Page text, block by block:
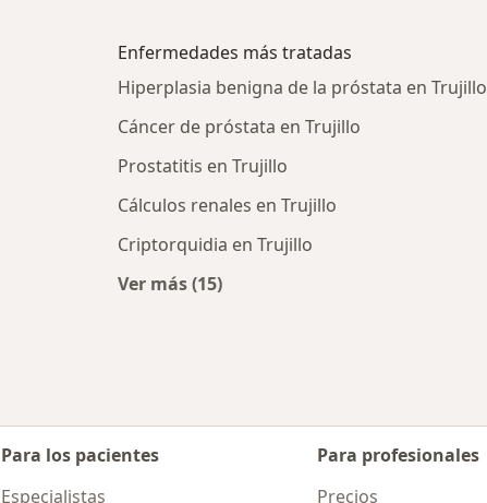
Enfermedades más tratadas
Hiperplasia benigna de la próstata en Trujillo
Cáncer de próstata en Trujillo
Prostatitis en Trujillo
Cálculos renales en Trujillo
Criptorquidia en Trujillo
Ver más (15)
Para los pacientes
Especialistas
Para profesionales
Precios